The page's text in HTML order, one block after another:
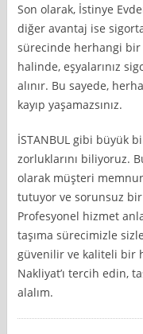
Son olarak, İstinye
diğer avantaj ise
sürecinde herhangi bir
halinde, eşyalarınız
alınır. Bu sayede,
kayıp yaşamazsınız.
İSTANBUL gibi büyük
zorluklarını biliyoruz.
olarak müşteri
tutuyor ve sorunsuz
Profesyonel hizmet
taşıma sürecimizle
güvenilir ve kaliteli bir
Nakliyat’ı tercih edin,
alalım.